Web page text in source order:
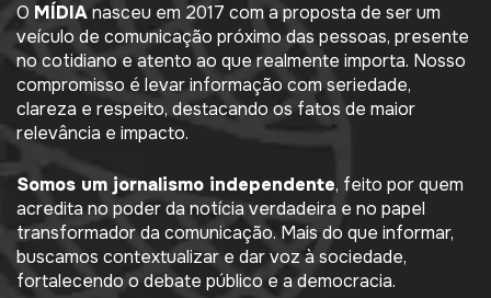
O MÍDIAnasceu em 2017 com a proposta de ser um
veículo de comunicação próximo das pessoas, presente
no cotidiano e atento ao que realmente importa. Nosso
compromisso é levar informação com seriedade,
clareza e respeito, destacando os fatos de maior
relevância e impacto.
Somos um jornalismo independente, feito por quem
acredita no poder da notícia verdadeira e no papel
transformador da comunicação. Mais do que informar,
buscamos contextualizar e dar voz à sociedade,
fortalecendo o debate público e a democracia.